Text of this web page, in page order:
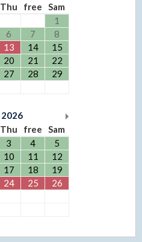
Thu free
Sam
1
6 7
8
13 14
15
20 21
22
27 28
29
2026
Thu free
Sam
3 4
5
10 11
12
17 18
19
24 25
26